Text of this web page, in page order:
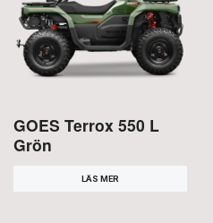
GOES Terrox 550 L
Grön
LÄS MER